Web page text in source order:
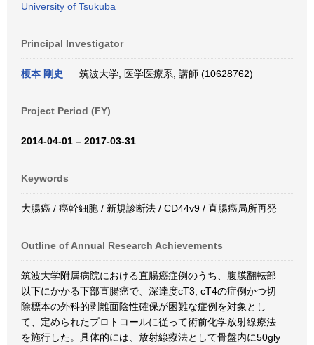
University of Tsukuba
Principal Investigator
榎本 剛史 筑波大学, 医学医療系, 講師 (10628762)
Project Period (FY)
2014-04-01 – 2017-03-31
Keywords
大腸癌 / 癌幹細胞 / 新規診断法 / CD44v9 / 直腸癌局所再発
Outline of Annual Research Achievements
筑波大学附属病院における直腸癌症例のうち、腹膜翻転部
以下にかかる下部直腸癌で、深達度cT3, cT4の症例かつ切
除標本の外科的剥離面陰性確保が困難な症例を対象とし
て、定められたプロトコールに従って術前化学放射線療法
を施行した。具体的には、放射線療法として骨盤内に50gly